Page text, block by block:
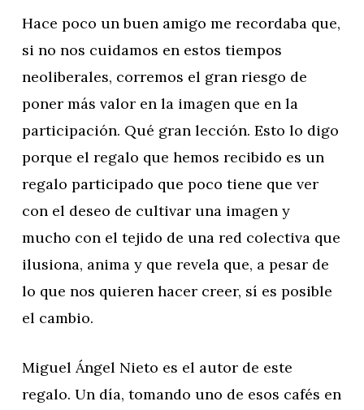
Hace poco un buen amigo me recordaba que,
si no nos cuidamos en estos tiempos
neoliberales, corremos el gran riesgo de
poner más valor en la imagen que en la
participación. Qué gran lección. Esto lo digo
porque el regalo que hemos recibido es un
regalo participado que poco tiene que ver
con el deseo de cultivar una imagen y
mucho con el tejido de una red colectiva que
ilusiona, anima y que revela que, a pesar de
lo que nos quieren hacer creer, sí es posible
el cambio.
Miguel Ángel Nieto es el autor de este
regalo. Un día, tomando uno de esos cafés en